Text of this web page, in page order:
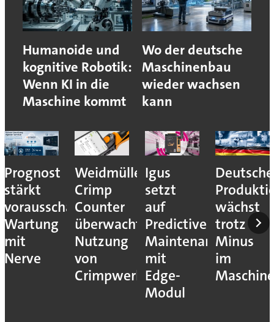
Humanoide und
kognitive Robotik:
Wenn KI in die
Maschine kommt
Wo der deutsche
Maschinenbau
wieder wachsen
kann
Prognost
stärkt
vorausschauende
Wartung
mit
Nerve
Weidmüller:
Crimp
Counter
überwacht
Nutzung
von
Crimpwerkzeugen
Igus
setzt
auf
Predictive
Maintenance
mit
Edge-
Modul
Deutsche
wächst
trotz
Minus
im